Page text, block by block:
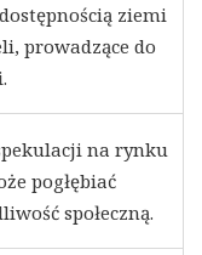
ziemi
prowadzące do
na rynku
pogłębiać
społeczną.